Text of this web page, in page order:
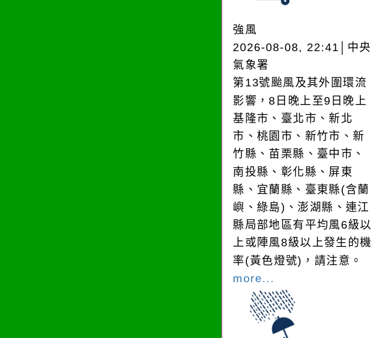
強風
2026-08-08, 22:41│中央
氣象署
第13號颱風及其外圍環流
影響，8日晚上至9日晚上
基隆市、臺北市、新北
市、桃園市、新竹市、新
竹縣、苗栗縣、臺中市、
南投縣、彰化縣、屏東
縣、宜蘭縣、臺東縣(含蘭
嶼、綠島)、澎湖縣、連江
縣局部地區有平均風6級以
上或陣風8級以上發生的機
率(黃色燈號)，請注意。
more...